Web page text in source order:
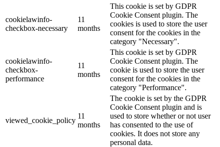
cookielawinfo-
checkbox-necessary
11
months
This cookie is set by GDPR
Cookie Consent plugin. The
cookies is used to store the user
consent for the cookies in the
category "Necessary".
cookielawinfo-
checkbox-
performance
11
months
This cookie is set by GDPR
Cookie Consent plugin. The
cookie is used to store the user
consent for the cookies in the
category "Performance".
viewed_cookie_policy
11
months
The cookie is set by the GDPR
Cookie Consent plugin and is
used to store whether or not user
has consented to the use of
cookies. It does not store any
personal data.